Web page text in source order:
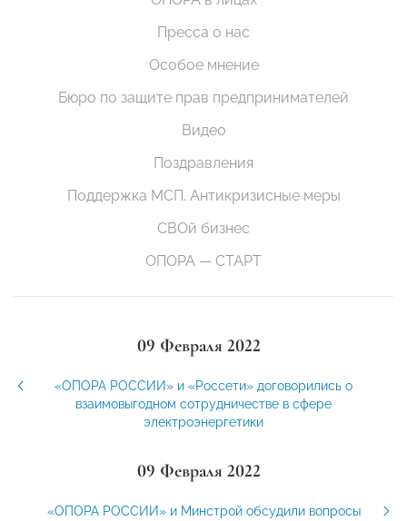
Пресса о нас
Особое мнение
Бюро по защите прав предпринимателей
Видео
Поздравления
Поддержка МСП. Антикризисные меры
СВОй бизнес
ОПОРА — СТАРТ
09 Февраля 2022
«ОПОРА РОССИИ» и «Россети» договорились о
взаимовыгодном сотрудничестве в сфере
электроэнергетики
09 Февраля 2022
«ОПОРА РОССИИ» и Минстрой обсудили вопросы